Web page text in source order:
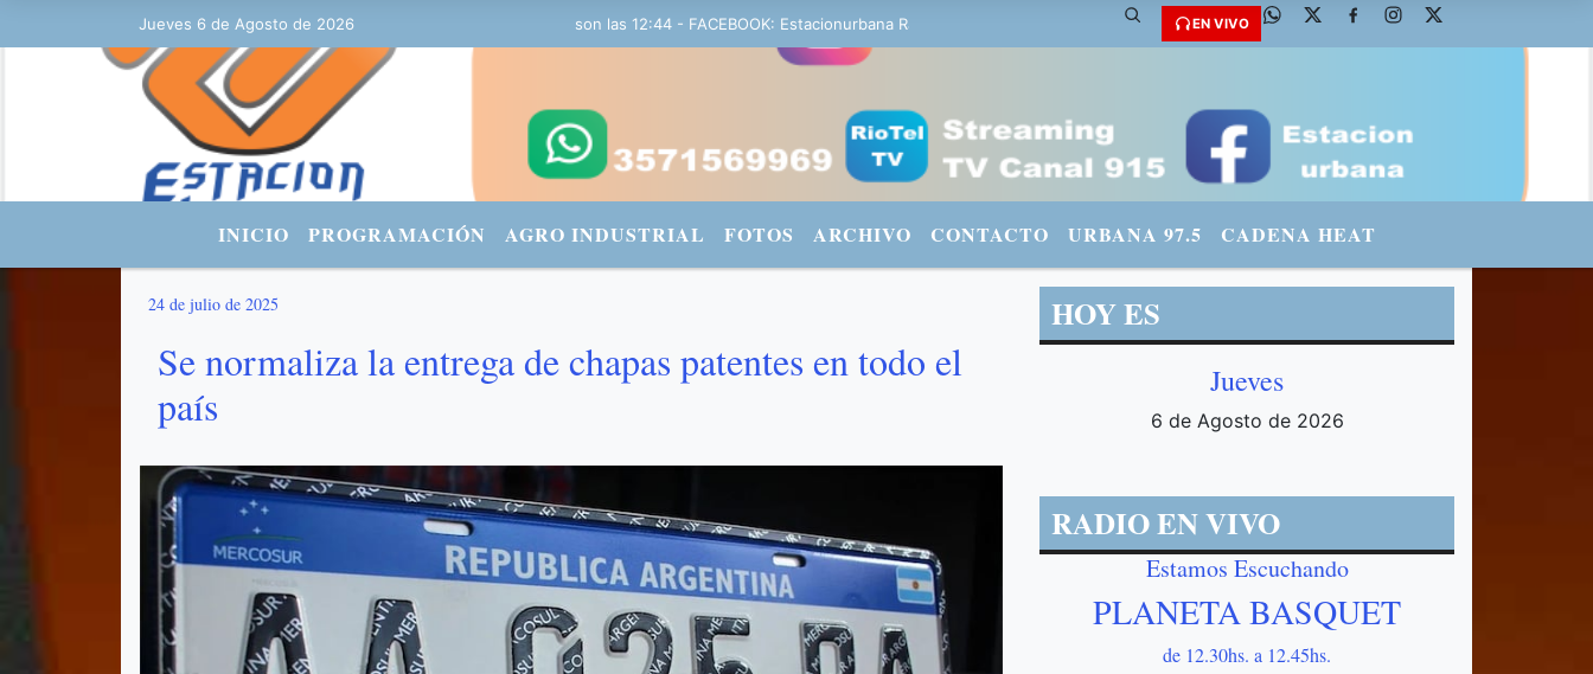
Jueves 6 de Agosto de 2026
Hoy es Jueves 6 de Agosto de 2026 y son las 12:44 - FACEBOOK: Estacionurbana Radiourbana - TWITTER: @fmradiourbana - INSTAGRAM: urbanario3 WHATSAPP: 3571569969
EN VIVO
INICIO PROGRAMACIÓN AGRO INDUSTRIAL FOTOS ARCHIVO CONTACTO URBANA 97.5 CADENA HEAT
24 de julio de 2025
Se normaliza la entrega de chapas patentes en todo el
país
HOY ES
Jueves
6 de Agosto de 2026
RADIO EN VIVO
Estamos Escuchando
PLANETA BASQUET
de 12.30hs. a 12.45hs.